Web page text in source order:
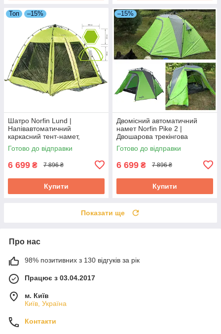
Топ –15%
Шатро Norfin Lund |
Напівавтоматичний
каркасний тент-намет,
надійний захист від сонця та
комах під час відпочинку на
Готово до відправки
6 699 ₴ 7 896 ₴
Купити
–15%
Двомісний автоматичний
намет Norfin Pike 2 |
Двошарова трекінгова
палатка з одним входом,
швидка збірка,
Готово до відправки
6 699 ₴ 7 896 ₴
Купити
Показати ще
Про нас
98% позитивних з 130 відгуків за рік
Працює з 03.04.2017
м. Київ
Київ, Україна
Контакти